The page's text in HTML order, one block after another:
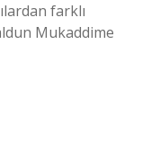
farklı
Mukaddime